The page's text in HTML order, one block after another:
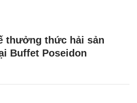
thưởng thức hải sản
Buffet Poseidon